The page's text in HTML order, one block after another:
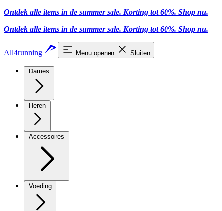
Ontdek alle items in de summer sale. Korting tot 60%. Shop nu.
Ontdek alle items in de summer sale. Korting tot 60%. Shop nu.
All4running Menu openen Sluiten
Dames
Heren
Accessoires
Voeding